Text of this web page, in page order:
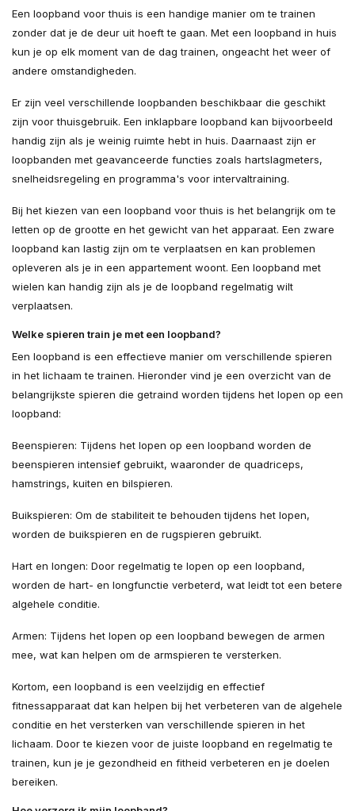
Een loopband voor thuis is een handige manier om te trainen
zonder dat je de deur uit hoeft te gaan. Met een loopband in huis
kun je op elk moment van de dag trainen, ongeacht het weer of
andere omstandigheden.
Er zijn veel verschillende loopbanden beschikbaar die geschikt
zijn voor thuisgebruik. Een inklapbare loopband kan bijvoorbeeld
handig zijn als je weinig ruimte hebt in huis. Daarnaast zijn er
loopbanden met geavanceerde functies zoals hartslagmeters,
snelheidsregeling en programma's voor intervaltraining.
Bij het kiezen van een loopband voor thuis is het belangrijk om te
letten op de grootte en het gewicht van het apparaat. Een zware
loopband kan lastig zijn om te verplaatsen en kan problemen
opleveren als je in een appartement woont. Een loopband met
wielen kan handig zijn als je de loopband regelmatig wilt
verplaatsen.
Welke spieren train je met een loopband?
Een loopband is een effectieve manier om verschillende spieren
in het lichaam te trainen. Hieronder vind je een overzicht van de
belangrijkste spieren die getraind worden tijdens het lopen op een
loopband:
Beenspieren: Tijdens het lopen op een loopband worden de
beenspieren intensief gebruikt, waaronder de quadriceps,
hamstrings, kuiten en bilspieren.
Buikspieren: Om de stabiliteit te behouden tijdens het lopen,
worden de buikspieren en de rugspieren gebruikt.
Hart en longen: Door regelmatig te lopen op een loopband,
worden de hart- en longfunctie verbeterd, wat leidt tot een betere
algehele conditie.
Armen: Tijdens het lopen op een loopband bewegen de armen
mee, wat kan helpen om de armspieren te versterken.
Kortom, een loopband is een veelzijdig en effectief
fitnessapparaat dat kan helpen bij het verbeteren van de algehele
conditie en het versterken van verschillende spieren in het
lichaam. Door te kiezen voor de juiste loopband en regelmatig te
trainen, kun je je gezondheid en fitheid verbeteren en je doelen
bereiken.